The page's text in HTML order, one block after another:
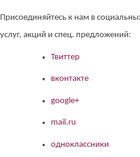
Присоединяйтесь к нам в
услуг, акций и спец. предложений:
Твиттер
вконтакте
google+
mail.ru
одноклассники